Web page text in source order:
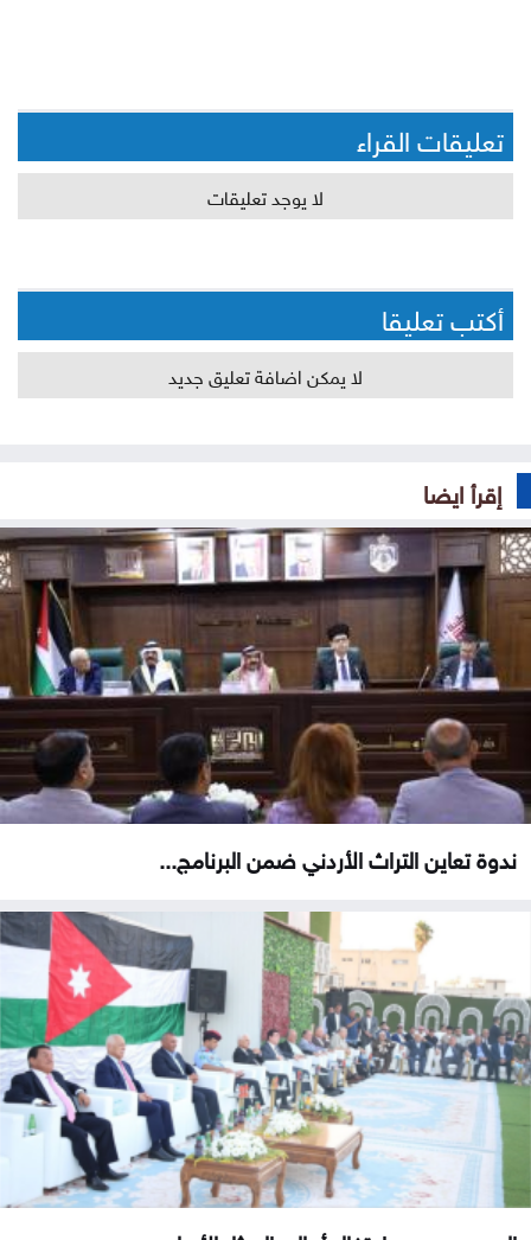
تعليقات القراء
لا يوجد تعليقات
أكتب تعليقا
لا يمكن اضافة تعليق جديد
إقرأ ايضا
ندوة تعاين التراث الأردني ضمن البرنامج...